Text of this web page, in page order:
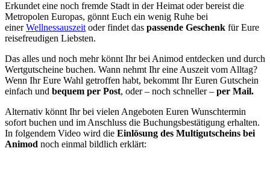
Erkundet eine noch fremde Stadt in der Heimat oder bereist die
Metropolen Europas, gönnt Euch ein wenig Ruhe bei
einerWellnessauszeitoder findet das passende Geschenk für Eure
reisefreudigen Liebsten.
Das alles und noch mehr könnt Ihr bei Animod entdecken und durch
Wertgutscheine buchen. Wann nehmt Ihr eine Auszeit vom Alltag?
Wenn Ihr Eure Wahl getroffen habt, bekommt Ihr Euren Gutschein
einfach und bequem per Post, oder – noch schneller – per Mail.
Alternativ könnt Ihr bei vielen Angeboten Euren Wunschtermin
sofort buchen und im Anschluss die Buchungsbestätigung erhalten.
In folgendem Video wird die Einlösung des Multigutscheins bei
Animod noch einmal bildlich erklärt: